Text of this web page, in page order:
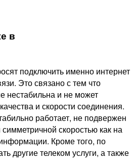
в
подключить именно интернет
Это связано с тем что
нестабильна и не может
и скорости соединения.
работает, не подвержен
скоростью как на
Кроме того, по
другие телеком услуги, а также